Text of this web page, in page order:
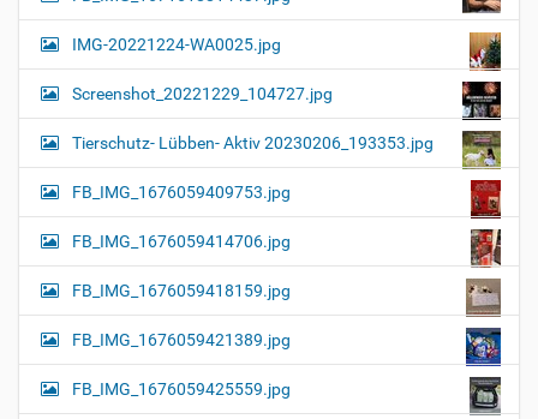
IMG-20221224-WA0025.jpg
Screenshot_20221229_104727.jpg
Tierschutz- Lübben- Aktiv 20230206_193353.jpg
FB_IMG_1676059409753.jpg
FB_IMG_1676059414706.jpg
FB_IMG_1676059418159.jpg
FB_IMG_1676059421389.jpg
FB_IMG_1676059425559.jpg